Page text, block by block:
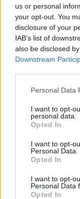
us or personal
your opt-out. You
disclosure of your
IAB’s list of
also be disclosed
Downstream
Please note that
not limited to your
grant or deny
use your data for
consent section.
Personal Data
I want to opt-
personal data.
Opted In
I want to opt-
Personal Data.
Opted In
I want to opt-
Personal Data
Opted In